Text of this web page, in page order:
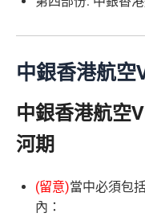
中銀香港航空
中銀香港航空
河期
(留意)當中必須包
內：